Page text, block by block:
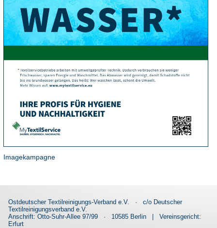
Imagekampagne
Ostdeutscher Textilreinigungs-Verband e.V. ·
c/o Deutscher
Textilreinigungsverband e.V.
Anschrift: Otto-Suhr-Allee 97/99
· 10585 Berlin |
Vereinsgericht:
Erfurt